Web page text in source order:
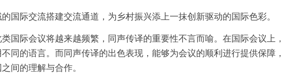
国际交流搭建交流通道，为乡村振兴添上一抹创新驱动的国际色彩。
国际会议将越来越频繁，同声传译的重要性不言而喻。在国际会议上，
同的语言。而同声传译的出色表现，能够为会议的顺利进行提供保障，
间的理解与合作。